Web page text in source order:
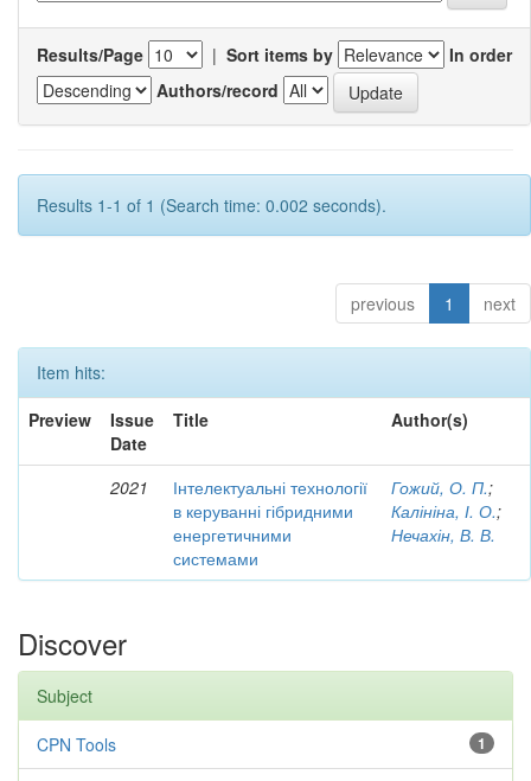
Results/Page | Sort items by
In order
Authors/record
Results 1-1 of 1 (Search time: 0.002 seconds).
previous 1 next
Item hits:
Preview
Issue
Date
Title Author(s)
2021
Інтелектуальні технології
в керуванні гібридними
енергетичними
системами
Гожий, О. П.;
Калініна, І. О.;
Нечахін, В. В.
Discover
Subject
1
CPN Tools